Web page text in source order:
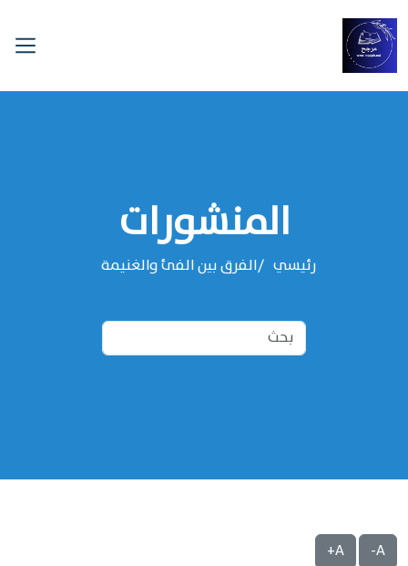
المنشورات
رئيسي الفرق بين الفئ والغنيمة
A-
A+